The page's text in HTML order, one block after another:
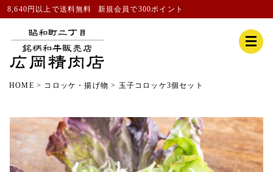
8,640円以上で送料無料 新規会員で300ポイント
HOME コロッケ・揚げ物 玉子コロッケ3個セット